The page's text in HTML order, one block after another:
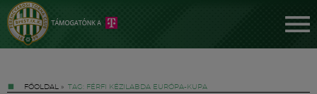
FŐOLDAL » TAG: FÉRFI KÉZILABDA EURÓPA-KUPA